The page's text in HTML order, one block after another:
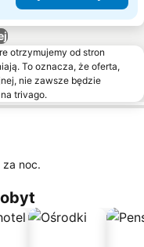
otrzymujemy od stron
To oznacza, że oferta,
nie zawsze będzie
trivago.
za noc.